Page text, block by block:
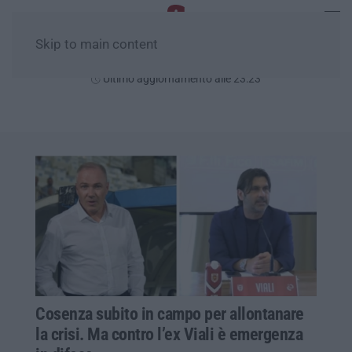
Skip to main content
Ultimo aggiornamento alle 23:23
Cosenza subito in campo per allontanare
la crisi. Ma contro l’ex Viali è emergenza